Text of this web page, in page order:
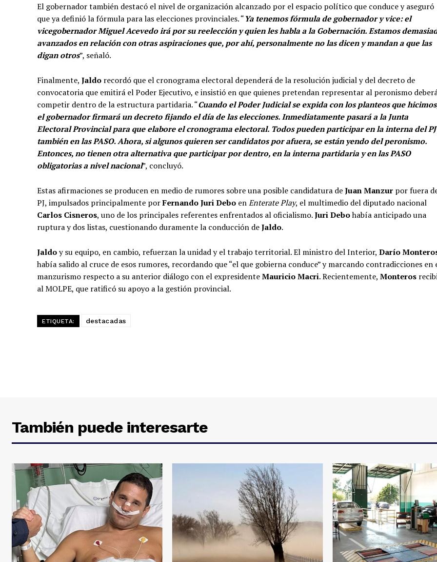
El gobernador también destacó el nivel de organización alcanzado por el espacio político que conduce y aseguró
que ya definió la fórmula para las elecciones provinciales. “Ya tenemos fórmula de gobernador y vice: el
vicegobernador Miguel Acevedo irá por su reelección y quien les habla a la Gobernación. Estamos
avanzados en relación con otras aspiraciones que, por ahí, personalmente no las dicen y mandan a que las
digan otros”, señaló.
Finalmente, Jaldo recordó que el cronograma electoral dependerá de la resolución judicial y del decreto de
convocatoria que emitirá el Poder Ejecutivo, e insistió en que quienes pretendan representar al peronismo
competir dentro de la estructura partidaria. “Cuando el Poder Judicial se expida con los planteos que
el gobernador firmará un decreto fijando el día de las elecciones. Inmediatamente pasará a la Junta
Electoral Provincial para que elabore el cronograma electoral. Todos pueden participar en la interna del
también en las PASO. Ahora, si algunos quieren ser candidatos por afuera, se están yendo del peronismo.
Entonces, no tienen otra alternativa que participar por dentro, en la interna partidaria y en las PASO
obligatorias a nivel nacional”, concluyó.
Estas afirmaciones se producen en medio de rumores sobre una posible candidatura deJuan Manzur por fuera
PJ, impulsados principalmente porFernando Juri Debo enEnterate Play, el multimedio del diputado nacional
Carlos Cisneros, uno de los principales referentes enfrentados al oficialismo.Juri Debohabía anticipado una
ruptura y dos listas, cuestionando duramente la conducción deJaldo.
Jaldoy su equipo, en cambio, refuerzan la unidad y el trabajo territorial. El ministro del Interior, Darío
había salido al cruce de esos rumores, recordando que “el que gobierna conduce” y marcando contradicciones en
manzurismo respecto a su anterior diálogo con el expresidenteMauricio Macri. Recientemente, Monteros
al MOLPE, que ratificó su apoyo a la gestión provincial.
ETIQUETA: destacadas
También puede interesarte